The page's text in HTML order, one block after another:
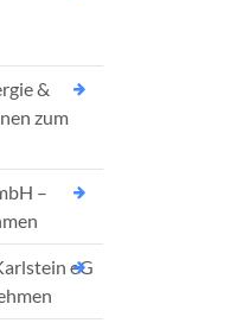
&
zum
–
eG